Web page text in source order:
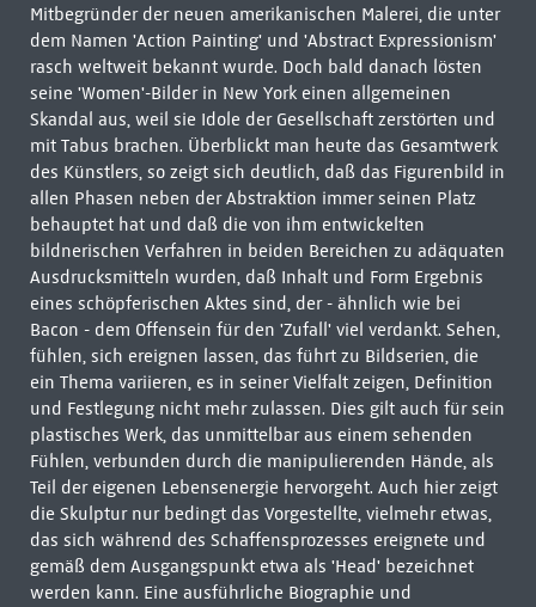
Mitbegründer der neuen amerikanischen Malerei, die unter
dem Namen 'Action Painting' und 'Abstract Expressionism'
rasch weltweit bekannt wurde. Doch bald danach lösten
seine 'Women'-Bilder in New York einen allgemeinen
Skandal aus, weil sie Idole der Gesellschaft zerstörten und
mit Tabus brachen. Überblickt man heute das Gesamtwerk
des Künstlers, so zeigt sich deutlich, daß das Figurenbild in
allen Phasen neben der Abstraktion immer seinen Platz
behauptet hat und daß die von ihm entwickelten
bildnerischen Verfahren in beiden Bereichen zu adäquaten
Ausdrucksmitteln wurden, daß Inhalt und Form Ergebnis
eines schöpferischen Aktes sind, der - ähnlich wie bei
Bacon - dem Offensein für den 'Zufall' viel verdankt. Sehen,
fühlen, sich ereignen lassen, das führt zu Bildserien, die
ein Thema variieren, es in seiner Vielfalt zeigen, Definition
und Festlegung nicht mehr zulassen. Dies gilt auch für sein
plastisches Werk, das unmittelbar aus einem sehenden
Fühlen, verbunden durch die manipulierenden Hände, als
Teil der eigenen Lebensenergie hervorgeht. Auch hier zeigt
die Skulptur nur bedingt das Vorgestellte, vielmehr etwas,
das sich während des Schaffensprozesses ereignete und
gemäß dem Ausgangspunkt etwa als 'Head' bezeichnet
werden kann. Eine ausführliche Biographie und